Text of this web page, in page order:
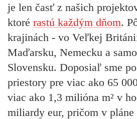
je len časť z našich
ktoré rastú každým dňom.
krajinách - vo Veľkej
Maďarsku, Nemecku a
Slovensku. Doposiaľ sme
priestory pre viac ako 65
viac ako 1,3 milióna m² v
miliardy eur, pričom v